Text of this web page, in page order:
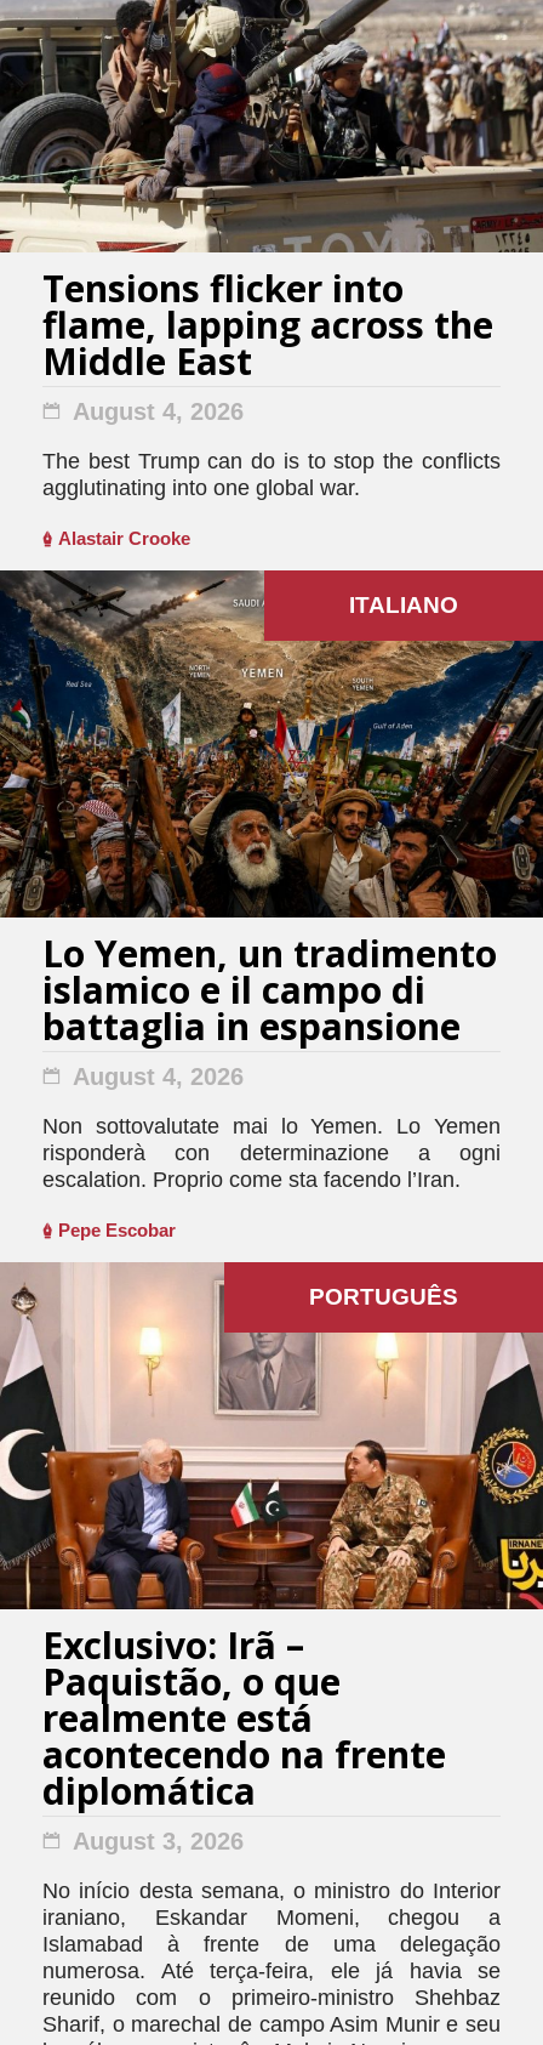
Tensions flicker into
flame, lapping across the
Middle East
August 4, 2026
The best Trump can do is to stop the conflicts
agglutinating into one global war.
Alastair Crooke
ITALIANO
Lo Yemen, un tradimento
islamico e il campo di
battaglia in espansione
August 4, 2026
Non sottovalutate mai lo Yemen. Lo Yemen
risponderà con determinazione a ogni
escalation. Proprio come sta facendo l’Iran.
Pepe Escobar
Exclusivo: Irã –
Paquistão, o que
realmente está
acontecendo na frente
diplomática
August 3, 2026
No início desta semana, o ministro do Interior
iraniano, Eskandar Momeni, chegou a
Islamabad à frente de uma delegação
numerosa. Até terça-feira, ele já havia se
reunido com o primeiro-ministro Shehbaz
Sharif, o marechal de campo Asim Munir e seu
PORTUGUÊS